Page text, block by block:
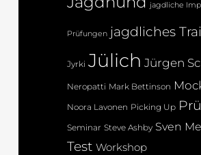
jagdliche
Prüfungen jagdliches
Jyrki Jülich Jürgen
Neropatti Mark Bettinson
Noora Lavonen Picking Up
Seminar Steve Ashby Sven
Test Workshop